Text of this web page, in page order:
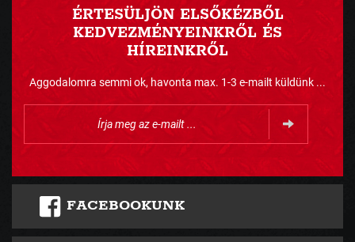
ÉRTESÜLJÖN ELSŐKÉZBŐL
KEDVEZMÉNYEINKRŐL ÉS
HÍREINKRŐL
Aggodalomra semmi ok, havonta max. 1-3 e-mailt küldünk ...
FACEBOOKUNK